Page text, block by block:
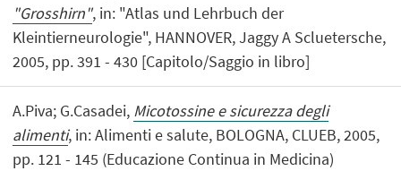
"Grosshirn", in: "Atlas und Lehrbuch der
Kleintierneurologie", HANNOVER, Jaggy A Scluetersche,
2005, pp. 391 - 430 [Capitolo/Saggio in libro]
A.Piva; G.Casadei, Micotossine e sicurezza degli
alimenti, in: Alimenti e salute, BOLOGNA, CLUEB, 2005,
pp. 121 - 145 (Educazione Continua in Medicina)